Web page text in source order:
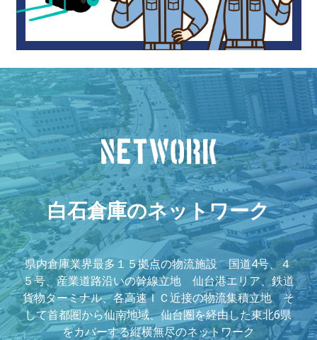
白石倉庫のネットワーク
県内倉庫業界最多１５拠点の物流施設 国道4号、４
５号、産業道路沿いの幹線立地 仙台港エリア、鉄道
貨物ターミナル、各高速ＩＣ近接の物流集積立地 そ
して首都圏から仙南地域、仙台圏を経由した東北6県
をカバーする縦横無尽のネットワーク